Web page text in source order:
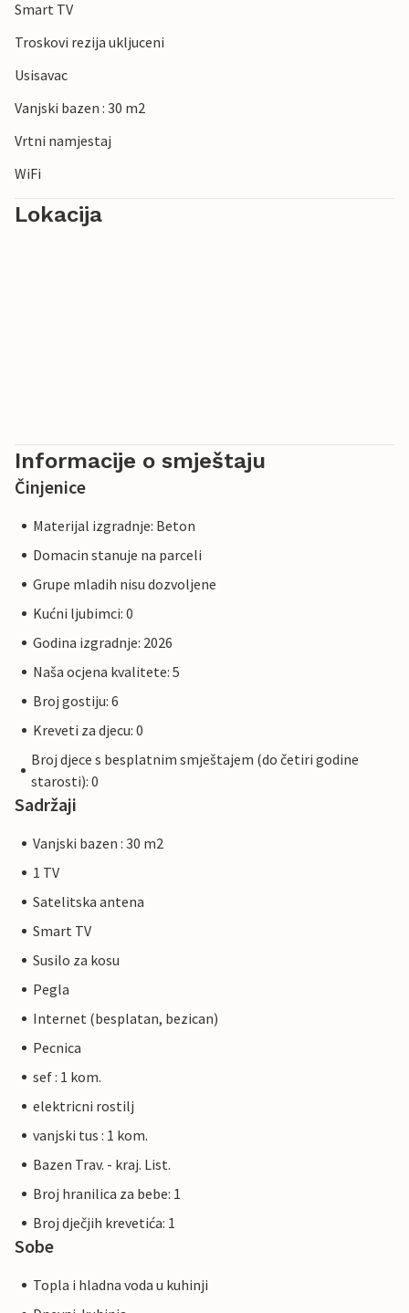
Smart TV
Troskovi rezija ukljuceni
Usisavac
Vanjski bazen : 30 m2
Vrtni namjestaj
WiFi
Lokacija
Informacije o smještaju
Činjenice
Materijal izgradnje: Beton
Domacin stanuje na parceli
Grupe mladih nisu dozvoljene
Kućni ljubimci: 0
Godina izgradnje: 2026
Naša ocjena kvalitete: 5
Broj gostiju: 6
Kreveti za djecu: 0
Broj djece s besplatnim smještajem (do četiri godine
starosti): 0
Sadržaji
Vanjski bazen : 30 m2
1 TV
Satelitska antena
Smart TV
Susilo za kosu
Pegla
Internet (besplatan, bezican)
Pecnica
sef : 1 kom.
elektricni rostilj
vanjski tus : 1 kom.
Bazen Trav. - kraj. List.
Broj hranilica za bebe: 1
Broj dječjih krevetića: 1
Sobe
Topla i hladna voda u kuhinji